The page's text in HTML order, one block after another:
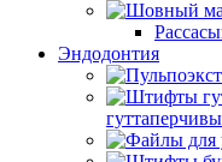
Эндодонтия